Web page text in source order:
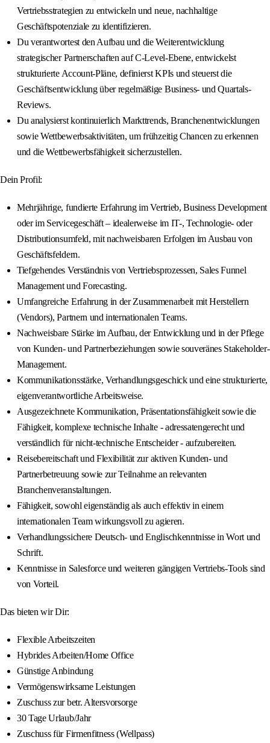
Vertriebsstrategien zu entwickeln und neue, nachhaltige
Geschäftspotenziale zu identifizieren.
Du verantwortest den Aufbau und die Weiterentwicklung
strategischer Partnerschaften auf C-Level-Ebene, entwickelst
strukturierte Account-Pläne, definierst KPIs und steuerst die
Geschäftsentwicklung über regelmäßige Business- und Quartals-
Reviews.
Du analysierst kontinuierlich Markttrends, Branchenentwicklungen
sowie Wettbewerbsaktivitäten, um frühzeitig Chancen zu erkennen
und die Wettbewerbsfähigkeit sicherzustellen.
Dein Profil:
Mehrjährige, fundierte Erfahrung im Vertrieb, Business Development
oder im Servicegeschäft – idealerweise im IT-, Technologie- oder
Distributionsumfeld, mit nachweisbaren Erfolgen im Ausbau von
Geschäftsfeldern.
Tiefgehendes Verständnis von Vertriebsprozessen, Sales Funnel
Management und Forecasting.
Umfangreiche Erfahrung in der Zusammenarbeit mit Herstellern
(Vendors), Partnern und internationalen Teams.
Nachweisbare Stärke im Aufbau, der Entwicklung und in der Pflege
von Kunden- und Partnerbeziehungen sowie souveränes Stakeholder-
Management.
Kommunikationsstärke, Verhandlungsgeschick und eine strukturierte,
eigenverantwortliche Arbeitsweise.
Ausgezeichnete Kommunikation, Präsentationsfähigkeit sowie die
Fähigkeit, komplexe technische Inhalte - adressatengerecht und
verständlich für nicht-technische Entscheider - aufzubereiten.
Reisebereitschaft und Flexibilität zur aktiven Kunden- und
Partnerbetreuung sowie zur Teilnahme an relevanten
Branchenveranstaltungen.
Fähigkeit, sowohl eigenständig als auch effektiv in einem
internationalen Team wirkungsvoll zu agieren.
Verhandlungssichere Deutsch- und Englischkenntnisse in Wort und
Schrift.
Kenntnisse in Salesforce und weiteren gängigen Vertriebs-Tools sind
von Vorteil.
Das bieten wir Dir:
Flexible Arbeitszeiten
Hybrides Arbeiten/Home Office
Günstige Anbindung
Vermögenswirksame Leistungen
Zuschuss zur betr. Altersvorsorge
30 Tage Urlaub/Jahr
Zuschuss für Firmenfitness (Wellpass)